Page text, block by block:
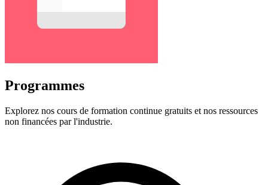
Programmes
Explorez nos cours de formation continue gratuits et nos ressources
non financées par l'industrie.